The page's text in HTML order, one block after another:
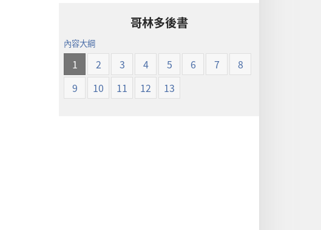
哥林多後書
內容大綱
1 2 3 4 5 6 7
8
9
10 11 12 13